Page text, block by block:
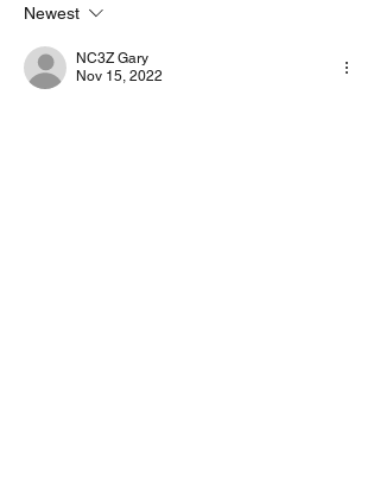
Newest
NC3Z Gary
Nov 15, 2022